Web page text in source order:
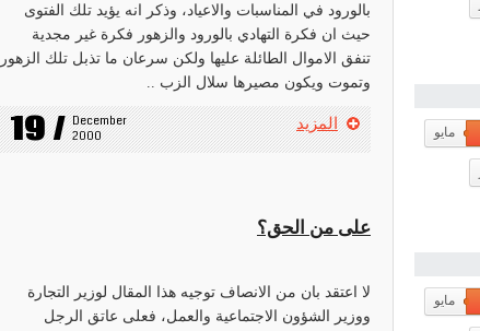
بالورود في المناسبات والاعياد، وذكر انه يؤيد تلك الفتوى
حيث ان فكرة التهادي بالورود والزهور فكرة غير مجدية
تنفق الاموال الطائلة عليها ولكن سرعان ما تذبل تلك الزهور
وتموت ويكون مصيرها سلال الزب ..
19 / December
2000
المزيد
على من الحق؟
لا اعتقد بان من الانصاف توجيه هذا المقال لوزير التجارة
ووزير الشؤون الاجتماعية والعمل، فعلى عاتق الرجل
مايو
مايو